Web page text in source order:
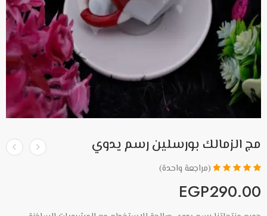
مج الزمالك بورسلين رسم يدوي
5.00
من 5
بناءً على
(مراجعة واحدة)
EGP290.00